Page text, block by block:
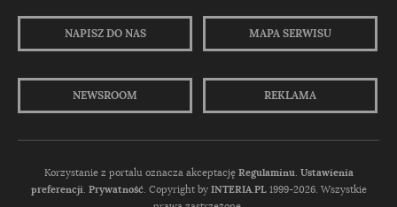
NAPISZ DO NAS MAPA SERWISU
NEWSROOM REKLAMA
Korzystanie z portalu oznacza akceptację Regulaminu. Ustawienia
preferencji. Prywatność. Copyright by INTERIA.PL1999-2026. Wszystkie